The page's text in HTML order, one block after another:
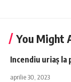
You Might
Incendiu uriaș
aprilie 30, 2023